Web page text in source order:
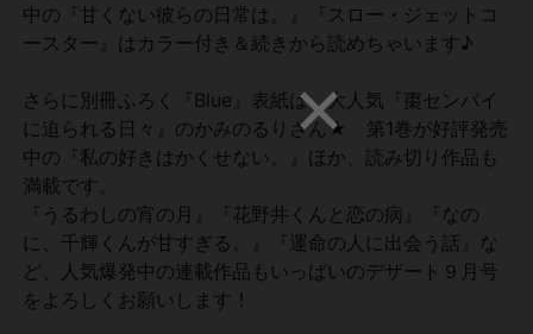
中の『甘くない彼らの日常は。』『スロー・ジェットコ
ースター』はカラー付き＆続きから読めちゃいます♪
さらに別冊ふろく『Blue』表紙は、大人気『棗センパイ
に迫られる日々』のかみのるりさん★ 第1巻が好評発売
中の『私の好きはかくせない。』ほか、読み切り作品も
満載です。
『うるわしの宵の月』『花野井くんと恋の病』『なの
に、千輝くんが甘すぎる。』『運命の人に出会う話』な
ど、人気爆発中の連載作品もいっぱいのデザート９月号
をよろしくお願いします！